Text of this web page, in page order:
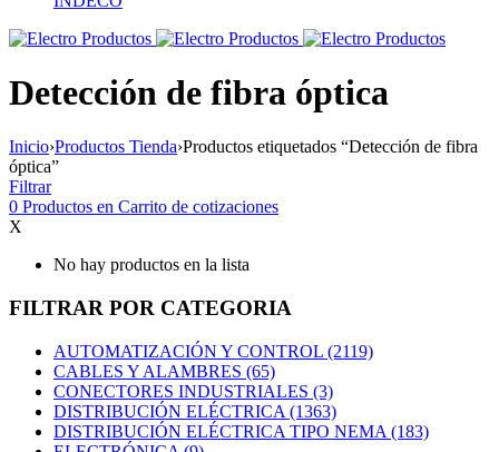
Detección de fibra óptica
Inicio›Productos Tienda›Productos etiquetados “Detección de fibra
óptica”
Filtrar
0 Productos en Carrito de cotizaciones
X
No hay productos en la lista
FILTRAR POR CATEGORIA
AUTOMATIZACIÓN Y CONTROL (2119)
CABLES Y ALAMBRES (65)
CONECTORES INDUSTRIALES (3)
DISTRIBUCIÓN ELÉCTRICA (1363)
DISTRIBUCIÓN ELÉCTRICA TIPO NEMA (183)